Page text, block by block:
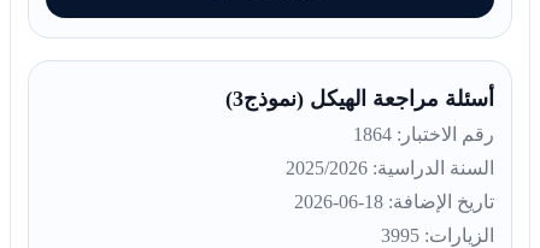
أسئلة مراجعة الهيكل (نموذج3)
رقم الاختبار: 1864
السنة الدراسية: 2025/2026
تاريخ الإضافة: 18-06-2026
الزيارات: 3995